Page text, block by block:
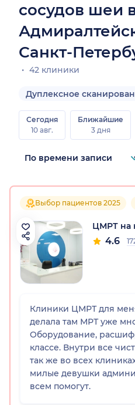
сосудов шеи
Санкт-
42 клиники
Дуплексное
Сегодня
10 авг.
Ближайшие
3 дня
Выбор пациентов 2025
ЦМРТ на
4.6
Клиники ЦМРТ для
делала там МРТ уже
Оборудование,
классе. Внутри все
так же во всех
милые девушки
всем помогут.